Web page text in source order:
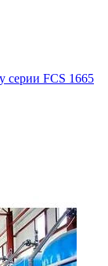
серии FCS 1665